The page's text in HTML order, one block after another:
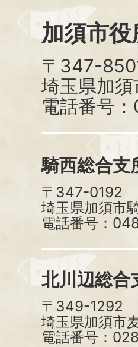
加須市役
〒347-
埼玉県加須
電話番号
騎西総合支
〒347-0192
埼玉県加須市
電話番号：
北川辺総合
〒349-1292
埼玉県加須市
電話番号：